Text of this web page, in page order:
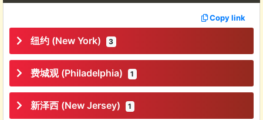
Copy link
纽约 (New York) 3
费城观 (Philadelphia) 1
新泽西 (New Jersey) 1